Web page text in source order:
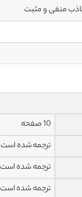
منفی و مثبت
10 صفحه
ترجمه شده است
ترجمه شده است
ترجمه شده است